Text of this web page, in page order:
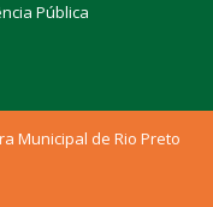
Pública
Municipal de Rio Preto